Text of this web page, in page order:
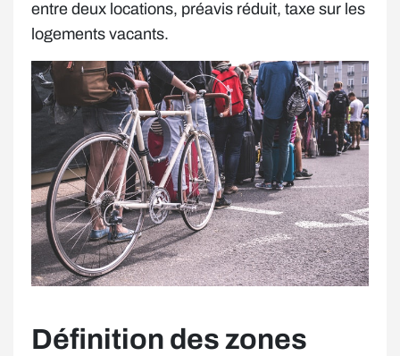
entre deux locations, préavis réduit, taxe sur les
logements vacants.
Définition des zones